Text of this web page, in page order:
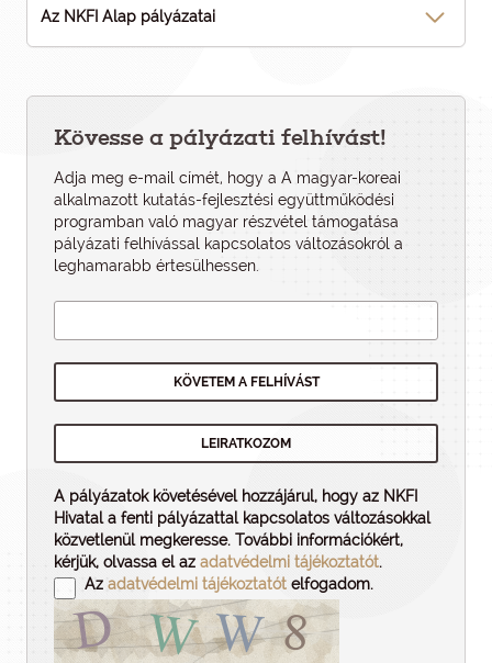
Az NKFI Alap pályázatai
Kövesse a pályázati felhívást!
Adja meg e-mail címét, hogy a A magyar-koreai
alkalmazott kutatás-fejlesztési együttműködési
programban való magyar részvétel támogatása
pályázati felhí­vással kapcsolatos változásokról a
leghamarabb értesülhessen.
A pályázatok követésével hozzájárul, hogy az NKFI
Hivatal a fenti pályázattal kapcsolatos változásokkal
közvetlenül megkeresse. További információkért,
kérjük, olvassa el az adatvédelmi tájékoztatót.
Az adatvédelmi tájékoztatót elfogadom.